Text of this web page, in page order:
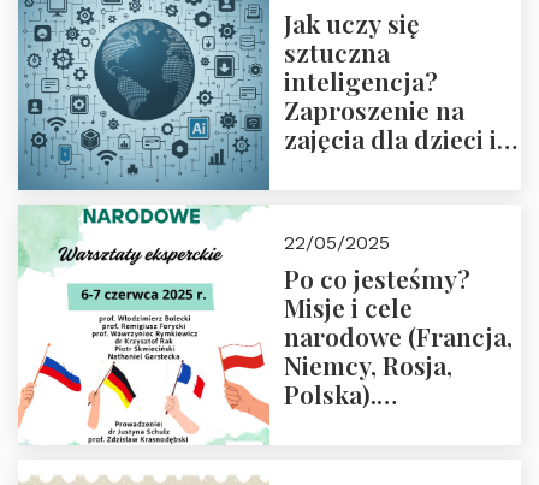
Jak uczy się
sztuczna
inteligencja?
Zaproszenie na
zajęcia dla dzieci i
22/05/2025
Po co jesteśmy?
Misje i cele
narodowe (Francja,
Niemcy, Rosja,
Polska).